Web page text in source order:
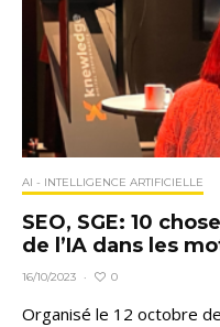
AI - INTELLIGENCE ARTIFICIELLE
SEO, SGE: 10
de l’IA dans les
16/10/2023 · 0
Organisé le 12 octobre